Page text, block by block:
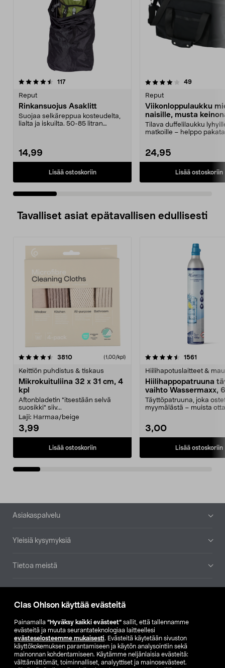
Clas Ohlson käyttää evästeitä
Painamalla ”Hyväksy kaikki evästeet” sallit, että tallennamme
evästeitä ja muuta seurantateknologiaa laitteellesi
evästeselosteemme mukaisesti. Evästeitä käytetään sivuston
käyttökokemuksen parantamiseen ja käytön analysointiin sekä
mainonnan kohdentamiseen. Käytämme neljänlaisia evästeitä:
välttämättömät, toiminnalliset, analyyttiset ja mainosevästeet.
117arvostelut
Reput
Rinkansuojus Asaklitt
Suojaa selkäreppua kosteudelta,
lialta ja iskuilta. 50-85 litran
14,99
Lisää ostoskoriin
4.0 viidestä
49arvostelut
Reput
Viikonloppulaukku
naisille, musta
40 l
Tilava duffelilaukku
matkoille – helppo
24,95
Lisää ostoskoriin
4.5 viidestä
Tavalliset asiat epätavallisen edullisesti
3810arvostelut (1,00/kpl)
Keittiön puhdistus & tiskaus
Mikrokuituliina 32 x 31 cm, 4
kpl
Aftonbladetin "itsestään selvä
suosikki" siiv...
Laji: Harmaa/beige
3,99
Lisää ostoskoriin
4.5viidestä
1561
Hiilihapotuslaitteet &
Hiilihappopatruuna
vaihto Wassermaxx,
Täyttöpatruuna, joka
myymälästä – muista
3,00
Lisää ostoskoriin
4.5viidestä
Alatunniste
Asiakaspalvelu
Yleisiä kysymyksiä
Tietoa meistä
Etsi myymälä
SE NO FI